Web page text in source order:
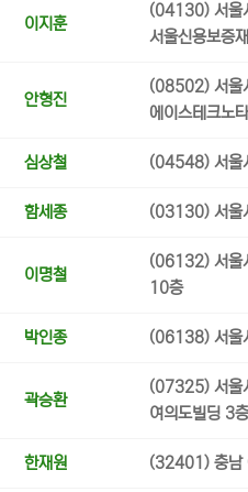
이지훈
(04130) 서울
서울신용보증
안형진
(08502) 서울
에이스테크노
심상철 (04548) 서울
함세종 (03130) 서울
이명철
(06132) 서울
10층
박인종 (06138) 서울
곽승환
(07325) 서울
여의도빌딩 3층
한재원 (32401) 충남